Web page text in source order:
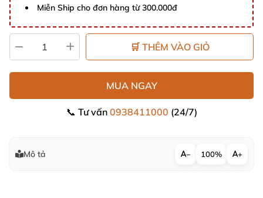
Miễn Ship cho đơn hàng từ 300.000đ
🛒 THÊM VÀO GIỎ
MUA NGAY
📞 Tư vấn 0938411000 (24/7)
Mô tả − 100% +